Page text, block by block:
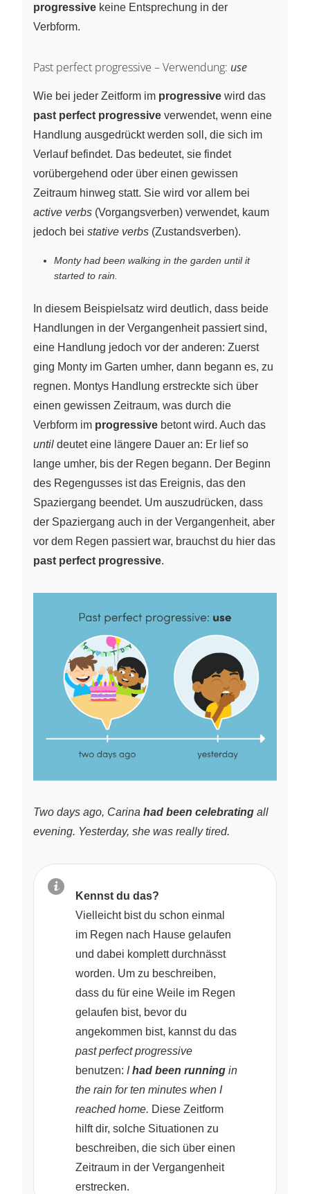
progressive keine Entsprechung in der
Verbform.
Past perfect progressive – Verwendung: use
Wie bei jeder Zeitform im progressive wird das
past perfect progressive verwendet, wenn eine
Handlung ausgedrückt werden soll, die sich im
Verlauf befindet. Das bedeutet, sie findet
vorübergehend oder über einen gewissen
Zeitraum hinweg statt. Sie wird vor allem bei
active verbs (Vorgangsverben) verwendet, kaum
jedoch bei stative verbs (Zustandsverben).
Monty had been walking in the garden until it
started to rain.
In diesem Beispielsatz wird deutlich, dass beide
Handlungen in der Vergangenheit passiert sind,
eine Handlung jedoch vor der anderen: Zuerst
ging Monty im Garten umher, dann begann es, zu
regnen. Montys Handlung erstreckte sich über
einen gewissen Zeitraum, was durch die
Verbform im progressive betont wird. Auch das
until deutet eine längere Dauer an: Er lief so
lange umher, bis der Regen begann. Der Beginn
des Regengusses ist das Ereignis, das den
Spaziergang beendet. Um auszudrücken, dass
der Spaziergang auch in der Vergangenheit, aber
vor dem Regen passiert war, brauchst du hier das
past perfect progressive.
Two days ago, Carina had been celebrating all
evening. Yesterday, she was really tired.
Kennst du das?
Vielleicht bist du schon einmal
im Regen nach Hause gelaufen
und dabei komplett durchnässt
worden. Um zu beschreiben,
dass du für eine Weile im Regen
gelaufen bist, bevor du
angekommen bist, kannst du das
past perfect progressive
benutzen: I had been running in
the rain for ten minutes when I
reached home. Diese Zeitform
hilft dir, solche Situationen zu
beschreiben, die sich über einen
Zeitraum in der Vergangenheit
erstrecken.